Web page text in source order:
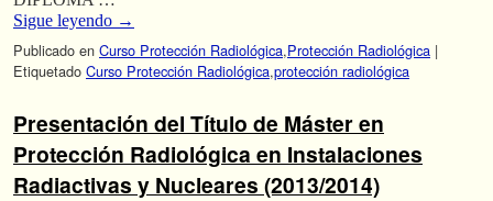
Sigue leyendo →
Publicado en Curso Protección Radiológica,Protección Radiológica |
Etiquetado Curso Protección Radiológica,protección radiológica
Presentación del Título de Máster en
Protección Radiológica en Instalaciones
Radiactivas y Nucleares (2013/2014)